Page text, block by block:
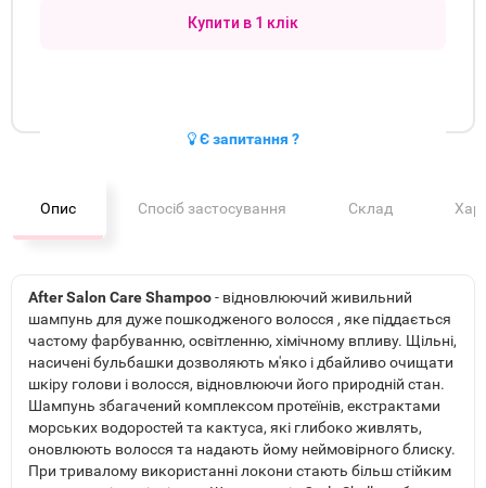
Купити в 1 клік
Є запитання ?
Опис Спосіб застосування Склад
After Salon Care Shampoo- відновлюючий живильний
шампунь для дуже пошкодженого волосся , яке піддається
частому фарбуванню, освітленню, хімічному впливу. Щільні,
насичені бульбашки дозволяють м'яко і дбайливо очищати
шкіру голови і волосся, відновлюючи його природній стан.
Шампунь збагачений комплексом протеїнів, екстрактами
морських водоростей та кактуса, які глибоко живлять,
оновлюють волосся та надають йому неймовірного блиску.
При тривалому використанні локони стають більш стійким